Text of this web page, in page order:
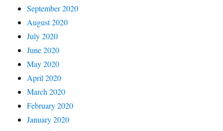
September 2020
August 2020
July 2020
June 2020
May 2020
April 2020
March 2020
February 2020
January 2020